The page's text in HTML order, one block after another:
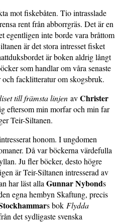
mot fiskebåten. Tio intrasslade
rent från abborrgräs. Det är en
egentligen inte borde vara bråttom
är det stora intresset fisket
är boken aldrig långt
som handlar om våra senaste
facklitteratur om skogsbruk.
till främsta linjen avChrister
eftersom min morfar och min far
Teir-Siltanen.
honom. I ungdomen
Då var böckerna värdefulla
Ju fler böcker, desto högre
är Teir-Siltanen intresserad av
har läst alla Gunnar Nybonds
egna hembyn Skaftung, precis
s bok Flydda
det sydligaste svenska